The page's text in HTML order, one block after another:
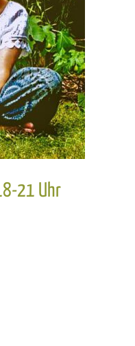
21 Uhr